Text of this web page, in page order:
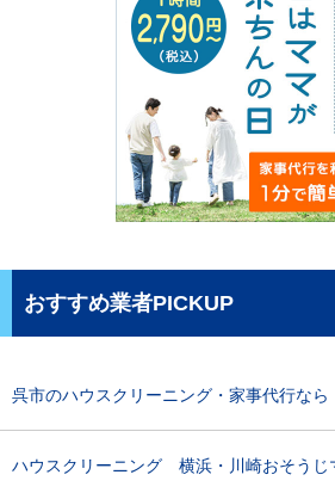
おすすめ業者PICKUP
呉市のハウスクリーニング・家事代行なら
ハウスクリーニング 横浜・川崎おそうじ